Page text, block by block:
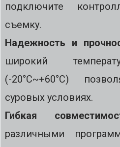
подключите
съемку.
Надежность и
широкий
(-20°C~+60°C)
суровых условиях.
Гибкая
различными